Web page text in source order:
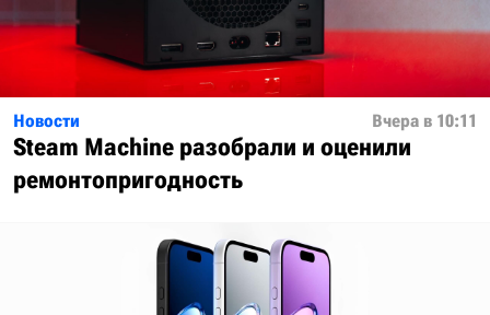
Новости Вчера в 10:11
Steam Machine разобрали и оценили
ремонтопригодность